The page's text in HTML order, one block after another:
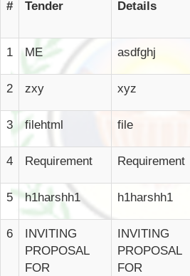
# Tender Details
1 ME asdfghj
2 zxy xyz
3 filehtml file
4 Requirement Requirement
5 h1harshh1 h1harshh1
6
INVITING
PROPOSAL
FOR
INVITING
PROPOSAL
FOR